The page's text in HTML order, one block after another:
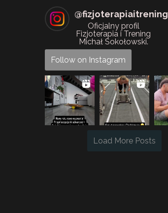
@fizjoterapiaitrening
Oficjalny profil
Fizjoterapia i Trening
Michał Sokołowski.
Follow on Instagram
Load More Posts